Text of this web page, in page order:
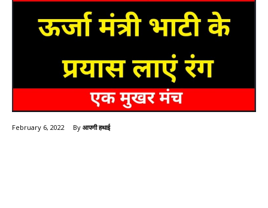
February 6, 2022 By आपणी हथाई